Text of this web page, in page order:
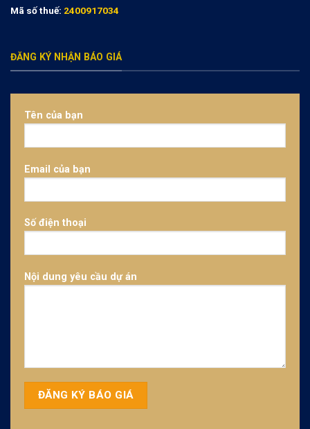
Mã số thuế: 2400917034
ĐĂNG KÝ NHẬN BÁO GIÁ
Tên của bạn
Email của bạn
Số điện thoại
Nội dung yêu cầu dự án